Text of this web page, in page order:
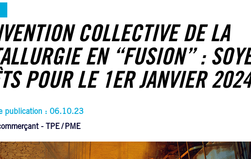
COLLECTIVE DE LA
EN “FUSION” :
POUR LE 1ER JANVIER
publication : 06.10.23
- TPE
PME